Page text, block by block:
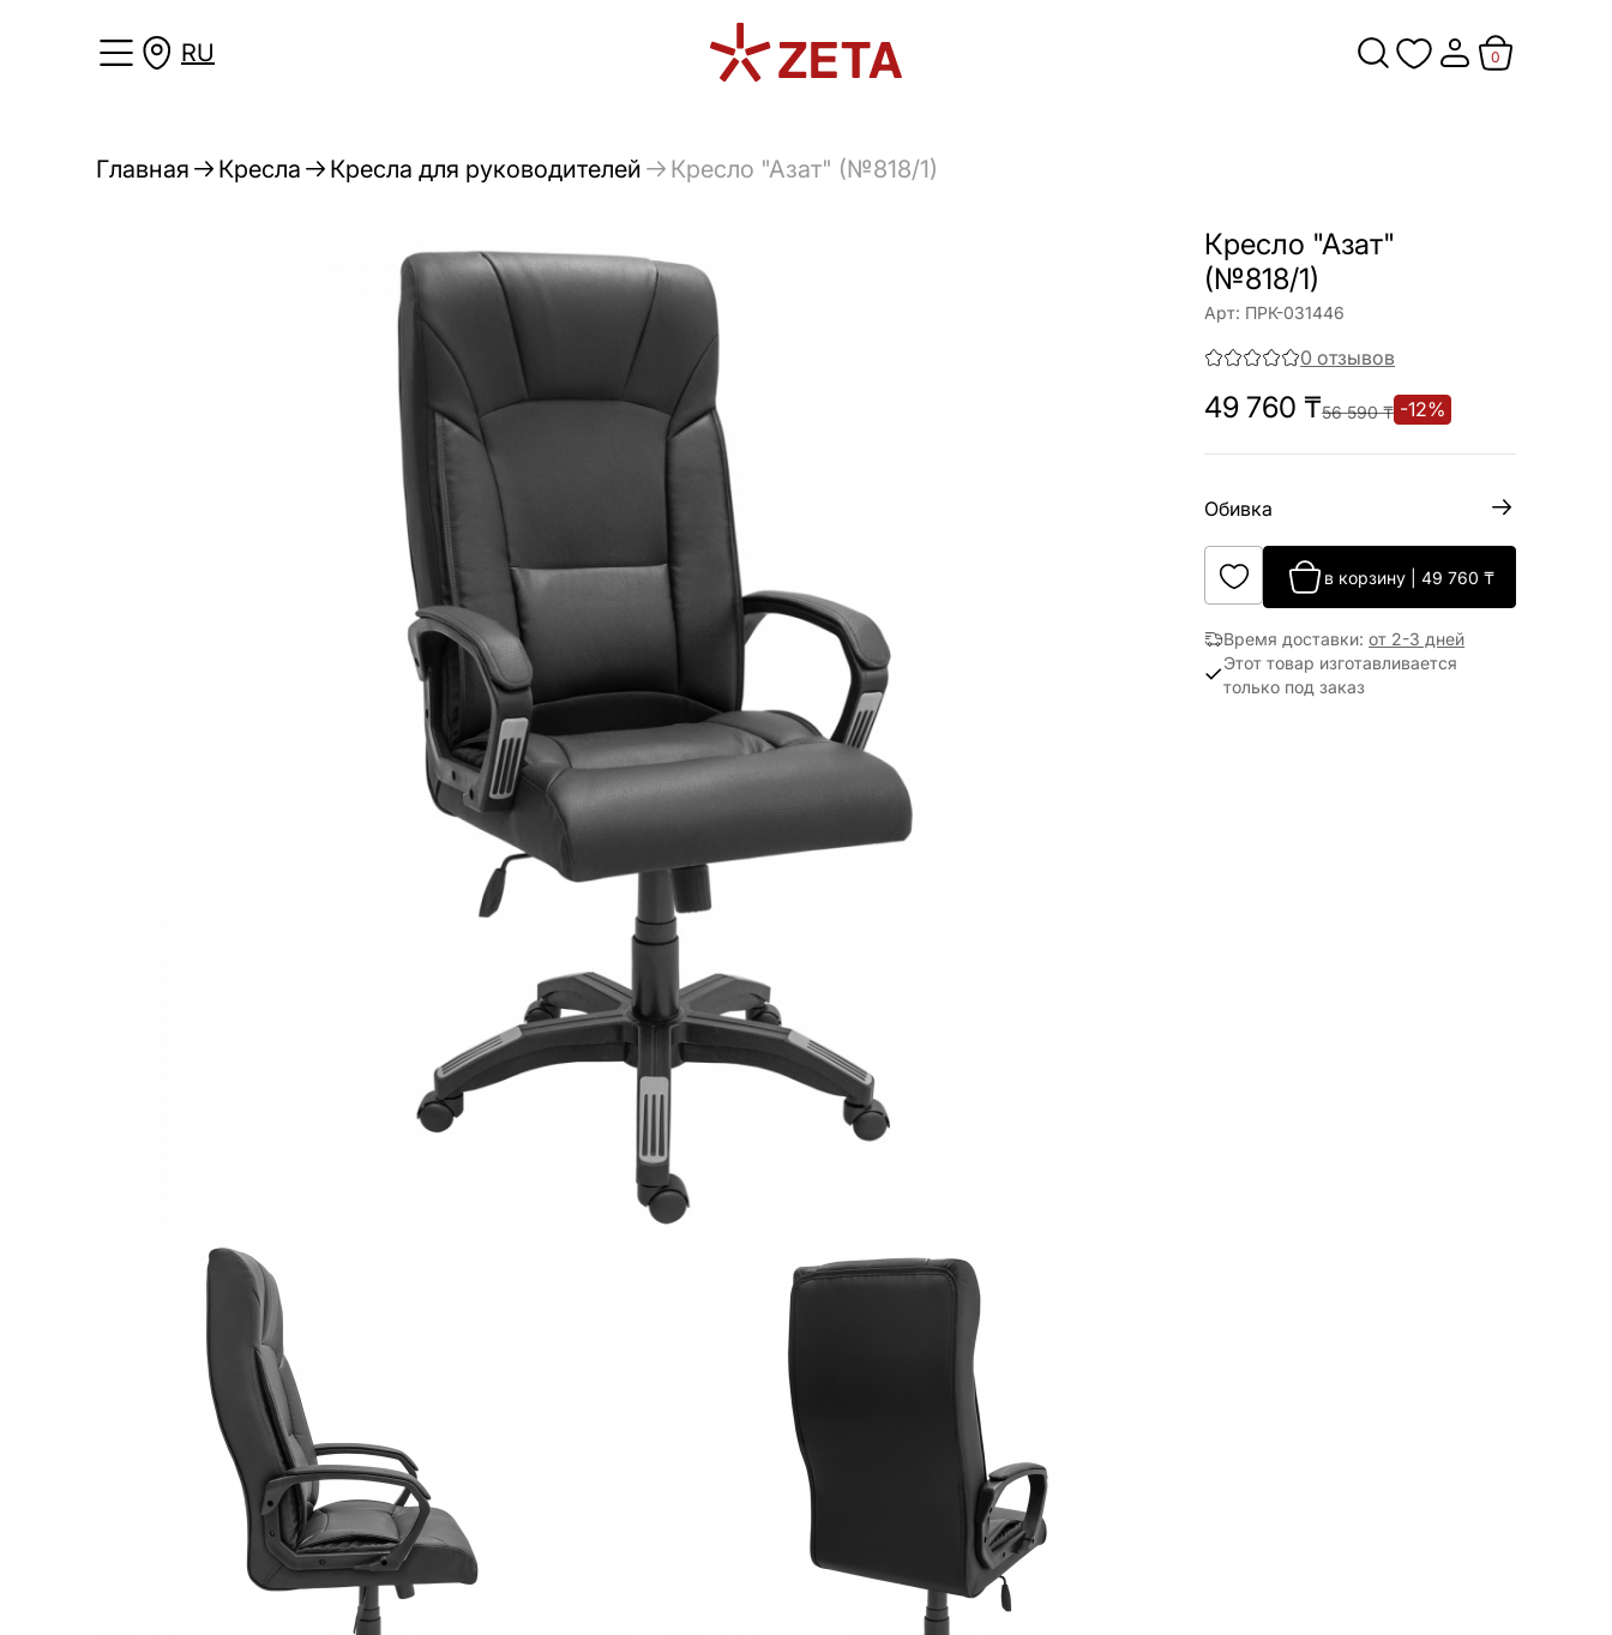
RU 0
Главная Кресла Кресла для руководителей Кресло "Азат" (№818/1)
Кресло "Азат"
(№818/1)
Арт: ПРК-031446
0 отзывов
49 760 ₸56 590₸ -12%
Обивка
в корзину| 49 760 ₸
Время доставки:от 2-3 дней
Этот товар изготавливается
только под заказ